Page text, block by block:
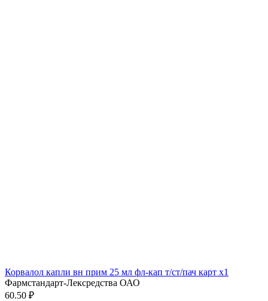
Корвалол капли вн прим 25 мл фл-кап т/ст/пач карт x1
Фармстандарт-Лексредства ОАО
60.50 ₽